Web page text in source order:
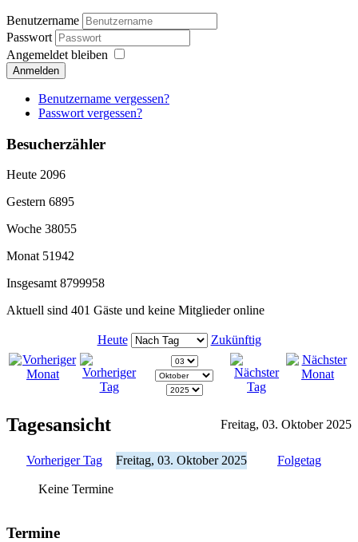
Benutzername
Passwort
Angemeldet bleiben
Anmelden
Benutzername vergessen?
Passwort vergessen?
Besucherzähler
Heute 2096
Gestern 6895
Woche 38055
Monat 51942
Insgesamt 8799958
Aktuell sind 401 Gäste und keine Mitglieder online
Heute Zukünftig
Tagesansicht Freitag, 03. Oktober 2025
Vorheriger Tag Freitag, 03. Oktober 2025 Folgetag
Keine Termine
Termine